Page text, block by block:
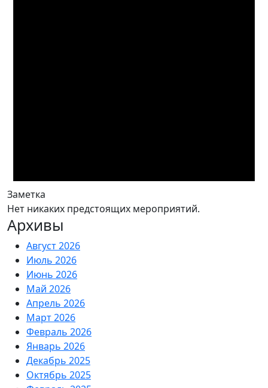
Заметка
Нет никаких предстоящих мероприятий.
Архивы
Август 2026
Июль 2026
Июнь 2026
Май 2026
Апрель 2026
Март 2026
Февраль 2026
Январь 2026
Декабрь 2025
Октябрь 2025